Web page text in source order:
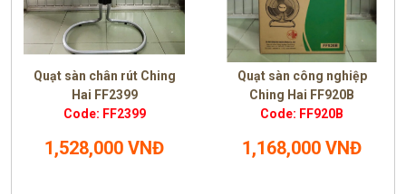
Quạt sàn chân rút Ching
Hai FF2399
Code: FF2399
1,528,000 VNĐ
Quạt sàn công nghiệp
Ching Hai FF920B
Code: FF920B
1,168,000 VNĐ